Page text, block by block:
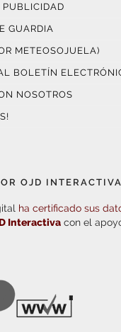
PUBLICIDAD
GUARDIA
METEOSOJUELA)
BOLETÍN
NOSOTROS
OJD INTERACTIVA
ha certificado sus
Interactiva con el